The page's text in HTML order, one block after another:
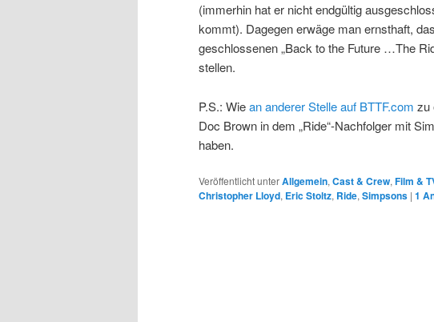
(immerhin hat er nicht endgültig
kommt). Dagegen erwäge man ernsthaft,
geschlossenen „Back to the Future …The
stellen.
P.S.: Wiean anderer Stelle auf BTTF.com zu
Doc Brown in dem „Ride“-Nachfolger mit
haben.
Veröffentlicht unterAllgemein, Cast & Crew, Film &
Christopher Lloyd, Eric Stoltz, Ride, Simpsons | 1